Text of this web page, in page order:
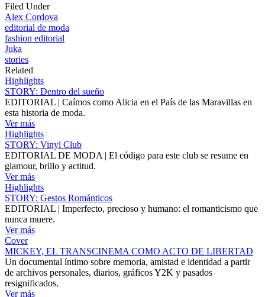
Filed Under
Alex Cordova
editorial de moda
fashion editorial
Juka
stories
Related
Highlights
STORY: Dentro del sueño
EDITORIAL | Caímos como Alicia en el País de las Maravillas en
esta historia de moda.
Ver más
Highlights
STORY: Vinyl Club
EDITORIAL DE MODA | El código para este club se resume en
glamour, brillo y actitud.
Ver más
Highlights
STORY: Gestos Románticos
EDITORIAL | Imperfecto, precioso y humano: el romanticismo que
nunca muere.
Ver más
Cover
MICKEY, EL TRANSCINEMA COMO ACTO DE LIBERTAD
Un documental íntimo sobre memoria, amistad e identidad a partir
de archivos personales, diarios, gráficos Y2K y pasados
resignificados.
Ver más